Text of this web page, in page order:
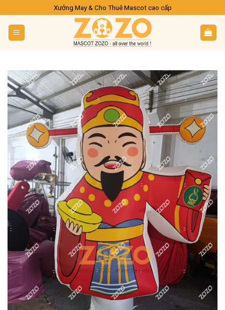
content
Xưởng May & Cho Thuê Mascot cao cấp